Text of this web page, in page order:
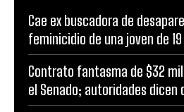
Cae ex buscadora de
feminicidio de una joven de
Contrato fantasma de $32
el Senado; autoridades dicen